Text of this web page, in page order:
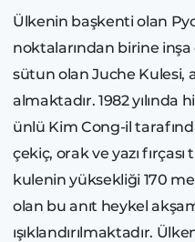
Ülkenin başkenti olan
noktalarından birine inşa
sütun olan Juche Kulesi,
almaktadır. 1982 yılında
ünlü Kim Cong-il
çekiç, orak ve yazı
kulenin yüksekliği 170
olan bu anıt heykel
ışıklandırılmaktadır.